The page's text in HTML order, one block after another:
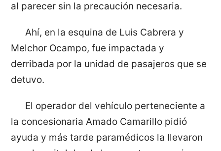
al parecer sin la precaución necesaria.
Ahí, en la esquina de Luis Cabrera y
Melchor Ocampo, fue impactada y
derribada por la unidad de pasajeros que se
detuvo.
El operador del vehículo perteneciente a
la concesionaria Amado Camarillo pidió
ayuda y más tarde paramédicos la llevaron